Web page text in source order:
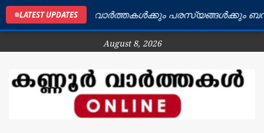
LATEST UPDATES
ജില്ലയിലെ വാർത്തകൾക്കും പരസ്യങ്ങൾക്കും
August 8, 2026